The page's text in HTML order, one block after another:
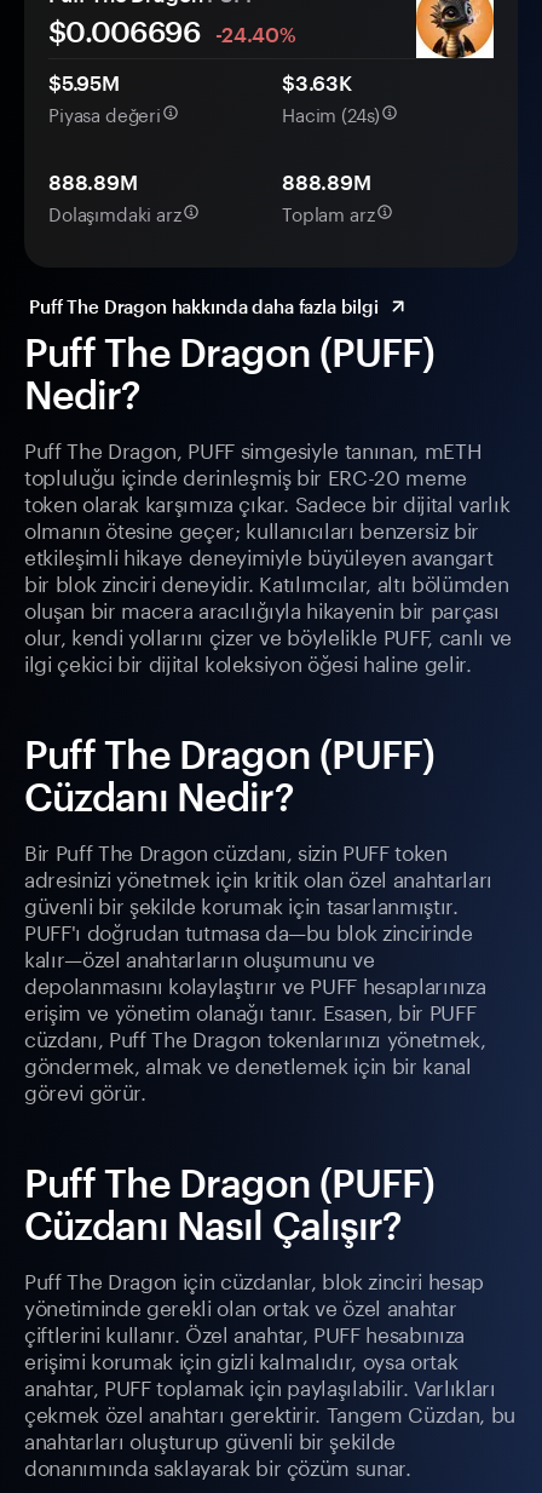
Puff The Dragon (PUFF)
Nedir?
Puff The Dragon, PUFF simgesiyle tanınan, mETH
topluluğu içinde derinleşmiş bir ERC-20 meme
token olarak karşımıza çıkar. Sadece bir dijital varlık
olmanın ötesine geçer; kullanıcıları benzersiz bir
etkileşimli hikaye deneyimiyle büyüleyen avangart
bir blok zinciri deneyidir. Katılımcılar, altı bölümden
oluşan bir macera aracılığıyla hikayenin bir parçası
olur, kendi yollarını çizer ve böylelikle PUFF, canlı ve
ilgi çekici bir dijital koleksiyon öğesi haline gelir.
Puff The Dragon (PUFF)
Cüzdanı Nedir?
Bir Puff The Dragon cüzdanı, sizin PUFF token
adresinizi yönetmek için kritik olan özel anahtarları
güvenli bir şekilde korumak için tasarlanmıştır.
PUFF'ı doğrudan tutmasa da—bu blok zincirinde
kalır—özel anahtarların oluşumunu ve
depolanmasını kolaylaştırır ve PUFF hesaplarınıza
erişim ve yönetim olanağı tanır. Esasen, bir PUFF
cüzdanı, Puff The Dragon tokenlarınızı yönetmek,
göndermek, almak ve denetlemek için bir kanal
görevi görür.
Puff The Dragon (PUFF)
Cüzdanı Nasıl Çalışır?
Puff The Dragon için cüzdanlar, blok zinciri hesap
yönetiminde gerekli olan ortak ve özel anahtar
çiftlerini kullanır. Özel anahtar, PUFF hesabınıza
erişimi korumak için gizli kalmalıdır, oysa ortak
anahtar, PUFF toplamak için paylaşılabilir. Varlıkları
çekmek özel anahtarı gerektirir. Tangem Cüzdan, bu
anahtarları oluşturup güvenli bir şekilde
donanımında saklayarak bir çözüm sunar.
$0.006696
-24.40%
$5.95M
Piyasa değeri
$3.63K
Hacim (24s)
888.89M
Dolaşımdaki arz
888.89M
Toplam arz
Puff The Dragon hakkında daha fazla bilgi